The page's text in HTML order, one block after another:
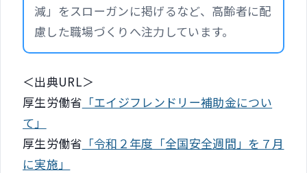
減」をスローガンに掲げるなど、高齢者に配
慮した職場づくりへ注力しています。
＜出典URL＞
厚生労働省 「エイジフレンドリー補助金につい
て」
厚生労働省 「令和２年度「全国安全週間」を７月
に実施」